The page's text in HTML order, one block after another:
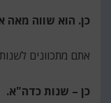
כן. הוא שווה מאה
אתם מתכוונים
כן – שנות כדה"א.